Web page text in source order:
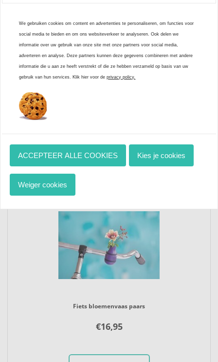
Beoordelingen
/ 5
0 beoordelingen
Review toevoegen
vaak samen gekocht met
Fiets bloemenvaas paars
€16,95
We gebruiken cookies om content en advertenties te personaliseren, om functies voor
social media te bieden en om ons websiteverkeer te analyseren. Ook delen we
informatie over uw gebruik van onze site met onze partners voor social media,
adverteren en analyse. Deze partners kunnen deze gegevens combineren met andere
informatie die u aan ze heeft verstrekt of die ze hebben verzameld op basis van uw
gebruik van hun services. Klik hier voor deprivacy policy.
ACCEPTEER ALLE COOKIES Kies je cookies
Weiger cookies